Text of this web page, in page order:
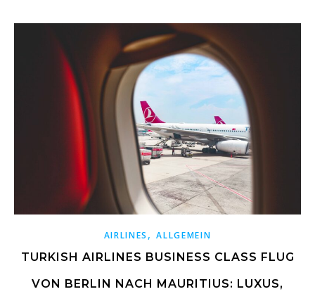
AIRLINES ,ALLGEMEIN
TURKISH AIRLINES BUSINESS CLASS FLUG
VON BERLIN NACH MAURITIUS: LUXUS,